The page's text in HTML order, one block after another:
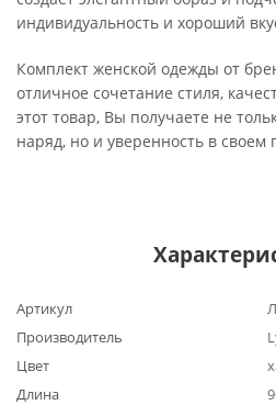
индивидуальность и хороший
Комплект женской одежды от
отличное сочетание стиля,
этот товар, Вы получаете не
наряд, но и уверенность в своем
Артикул
Производитель
Цвет
Длина